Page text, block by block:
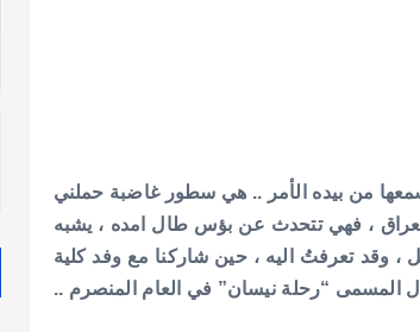
من بيده الأمر .. هي سطور غاضبة حملني
، فهي تتحدث عن بؤس طال امده ، يشبه
، وقد تعرفتُ اليه ، حين شاركنا مع وفد كلية
المسمى “رحلة نيسان” في العام المنصرم ..